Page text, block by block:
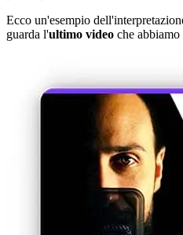
Ecco un'esempio
guarda l'ultimo video che abbiamo